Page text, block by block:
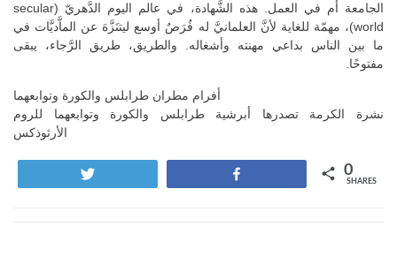
الجامعة أم في العمل. هذه الشَّهادة، في عالم اليوم الدَّهريّ (secular
world)، مهمّة للغاية لأنَّ العلمانيَّ له فُرَصٌ أوسع ليتنَزَّهَ عن الماَّديَّات في
ما بين الناس بداعي مهنته وأشغاله. والطريق، طريق الرَّجاء، يبقى
مفتوحًا.
أفرام مطران طرابلس والكورة وتوابعهما
نشرة الكرمة تصدرها أبرشية طرابلس والكورة وتوابعهما للروم
الأرثوذكس
0
SHARES